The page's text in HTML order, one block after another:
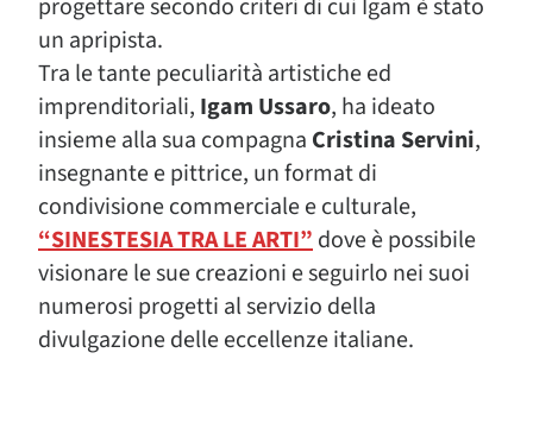
progettare secondo criteri di cui Igam è stato
un apripista.
Tra le tante peculiarità artistiche ed
imprenditoriali, Igam Ussaro, ha ideato
insieme alla sua compagna Cristina Servini,
insegnante e pittrice, un format di
condivisione commerciale e culturale,
“SINESTESIA TRA LE ARTI”dove è possibile
visionare le sue creazioni e seguirlo nei suoi
numerosi progetti al servizio della
divulgazione delle eccellenze italiane.